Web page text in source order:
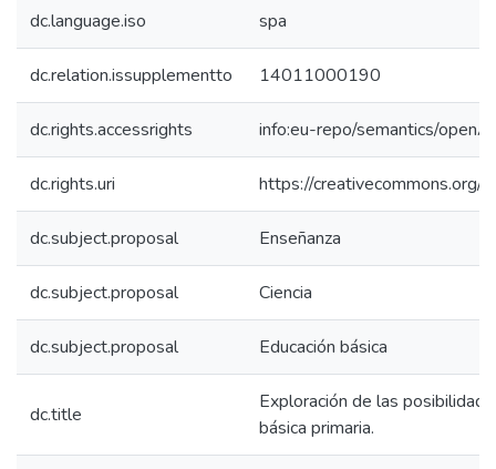
dc.language.iso spa
dc.relation.issupplementto 14011000190
dc.rights.accessrights info:eu-repo/semantics/
dc.rights.uri https://creativecommons.org/
dc.subject.proposal Enseñanza
dc.subject.proposal Ciencia
dc.subject.proposal Educación básica
dc.title
Exploración de las
básica primaria.